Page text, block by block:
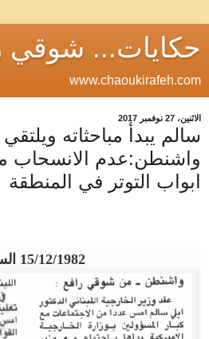
حكايات... شوقي
www.chaoukirafeh.com
الاثنين، 27 نوفمبر 2017
سالم يبدأ مباحثاته
واشنطن:عدم الانسحاب
ابواب التوتر في المنطقة
15/12/1982 السفير